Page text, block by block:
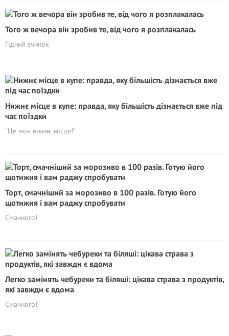
Того ж вечора він зробив те, від чого я розплакалась
Гідний вчинок
Нижнє місце в купе: правда, яку більшість дізнається вже під
час поїздки
“Це моє нижнє місце!”
Торт, смачніший за морозиво в 100 разів. Готую його
щотижня і вам раджу спробувати
Смачного!
Легко замінять чебуреки та біляші: цікава страва з продуктів,
які завжди є вдома
Смачного!